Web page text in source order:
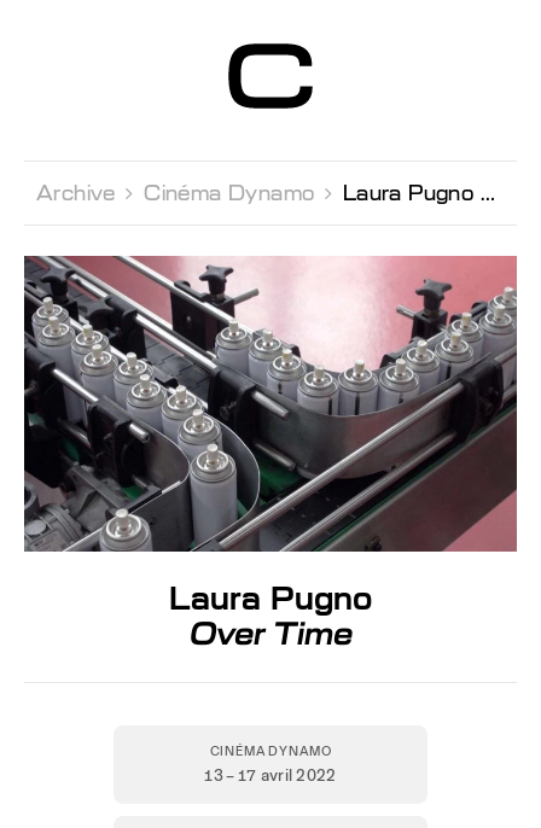
Contemporain
Genève
Archive  Cinéma Dynamo  Laura Pugno
Laura Pugno
Over Time
CINÉMA DYNAMO
13 – 17 avril 2022